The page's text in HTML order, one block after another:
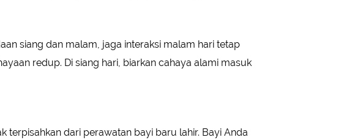
siang dan malam, jaga interaksi malam hari tetap
redup. Di siang hari, biarkan cahaya alami masuk
terpisahkan dari perawatan bayi baru lahir. Bayi Anda